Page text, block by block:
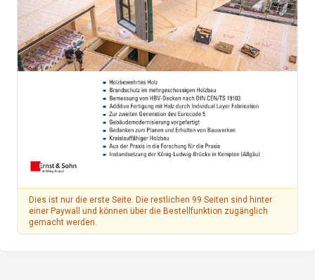
Dies ist nur die erste Seite. Die restlichen 99 Seiten sind hinter
einer Paywall und können über die Bestellfunktion zugänglich
gemacht werden.